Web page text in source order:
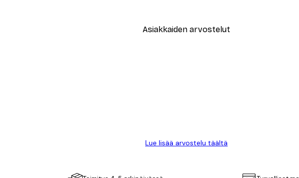
Asiakkaiden arvostelut
Lue lisää arvostelu täältä